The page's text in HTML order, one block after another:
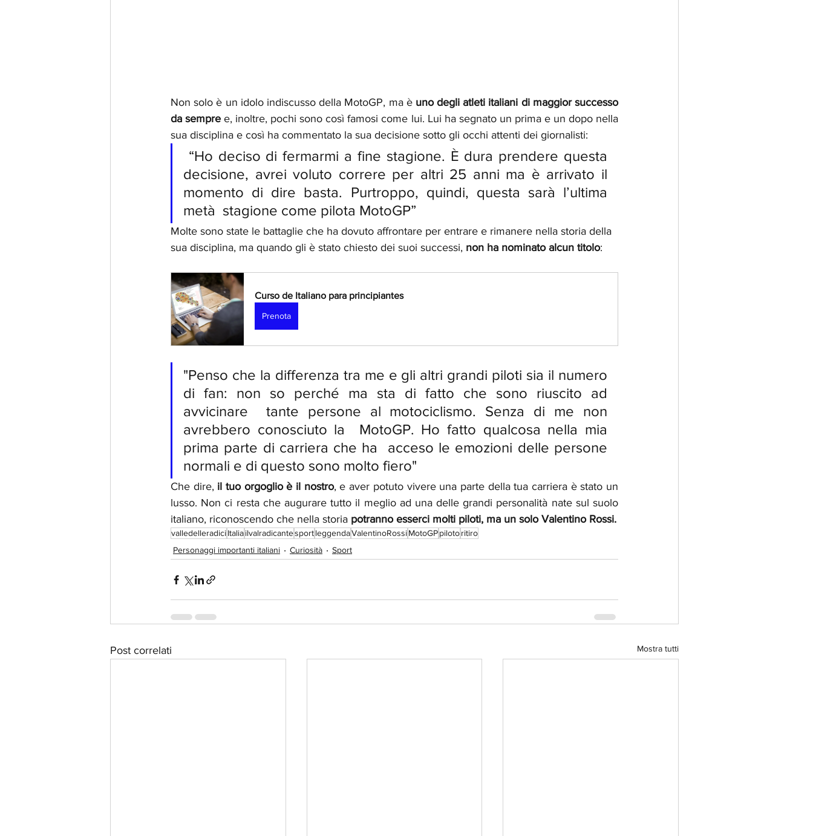
Non solo è un idolo indiscusso della MotoGP, ma è uno degli atleti italiani di maggior successo
da sempre e, inoltre, pochi sono così famosi come lui. Lui ha segnato un prima e un dopo nella
sua disciplina e così ha commentato la sua decisione sotto gli occhi attenti dei giornalisti:
decisione, avrei voluto correre per altri 25 anni ma è arrivato il
momento di dire basta. Purtroppo, quindi, questa sarà l’ultima
metà  stagione come pilota MotoGP”
Molte sono state le battaglie che ha dovuto affrontare per entrare e rimanere nella storia della
sua disciplina, ma quando gli è stato chiesto dei suoi successi, non ha nominato alcun titolo:
Curso de Italiano para principiantes
Prenota
"Penso che la differenza tra me e gli altri grandi piloti sia il numero
di fan: non so perché ma sta di fatto che sono riuscito ad
avvicinare  tante persone al motociclismo. Senza di me non
avrebbero conosciuto la  MotoGP. Ho fatto qualcosa nella mia
prima parte di carriera che ha  acceso le emozioni delle persone
normali e di questo sono molto fiero"
Che dire, il tuo orgoglio è il nostro, e aver potuto vivere una parte della tua carriera è stato un
lusso. Non ci resta che augurare tutto il meglio ad una delle grandi personalità nate sul suolo
italiano, riconoscendo che nella storia potranno esserci molti piloti, ma un solo Valentino Rossi.
valledelleradiciItaliailvalradicantesportleggendaValentinoRossiMotoGPpilotoritiro
Personaggi importanti italiani
Curiosità Sport
Post correlati Mostra tutti